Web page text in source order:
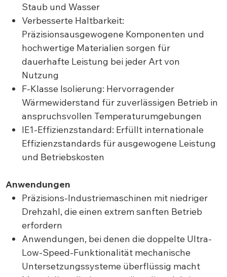
Staub und Wasser
Verbesserte Haltbarkeit:
Präzisionsausgewogene Komponenten und
hochwertige Materialien sorgen für
dauerhafte Leistung bei jeder Art von
Nutzung
F-Klasse Isolierung: Hervorragender
Wärmewiderstand für zuverlässigen Betrieb in
anspruchsvollen Temperaturumgebungen
IE1-Effizienzstandard: Erfüllt internationale
Effizienzstandards für ausgewogene Leistung
und Betriebskosten
Anwendungen
Präzisions-Industriemaschinen mit niedriger
Drehzahl, die einen extrem sanften Betrieb
erfordern
Anwendungen, bei denen die doppelte Ultra-
Low-Speed-Funktionalität mechanische
Untersetzungssysteme überflüssig macht